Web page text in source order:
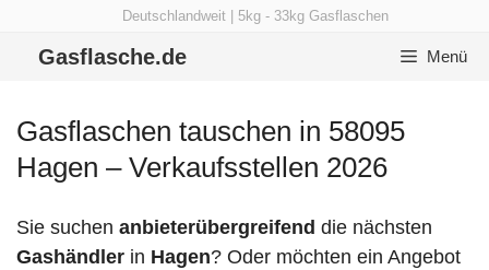
Deutschlandweit | 5kg - 33kg Gasflaschen
Gasflasche.de Menü
Gasflaschen tauschen in 58095
Hagen – Verkaufsstellen 2026
Sie suchen anbieterübergreifend die nächsten
Gashändler in Hagen? Oder möchten ein Angebot